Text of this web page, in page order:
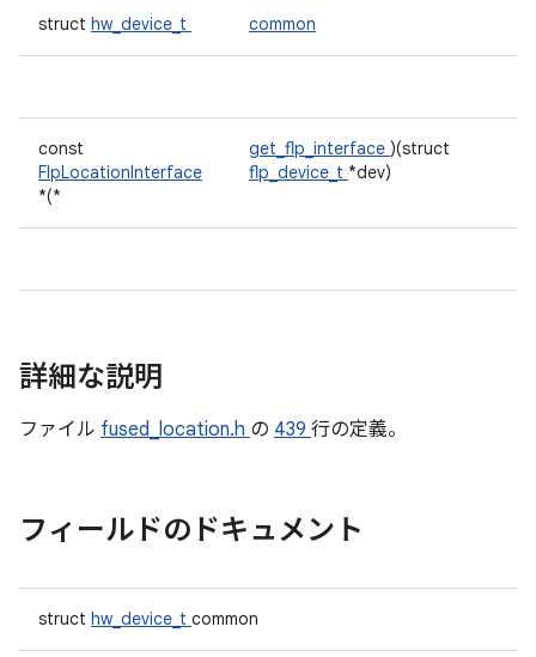
struct hw_device_t common
const
FlpLocationInterface
*(*
get_flp_interface )(struct
flp_device_t *dev)
詳細な説明
ファイル fused_location.h の 439 行の定義。
フィールドのドキュメント
struct hw_device_t common